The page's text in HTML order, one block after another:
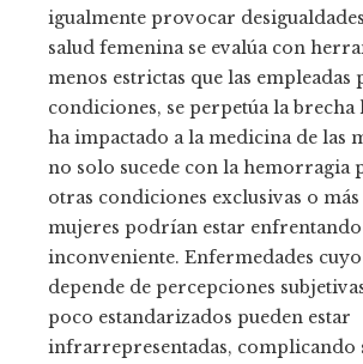
igualmente provocar
salud femenina se evalúa con
menos estrictas que las empleadas
condiciones, se perpetúa la
ha impactado a la medicina de las
no solo sucede con la hemorragia
otras condiciones exclusivas o
mujeres podrían estar
inconveniente. Enfermedades
depende de percepciones
poco estandarizados pueden estar
infrarrepresentadas, complicando